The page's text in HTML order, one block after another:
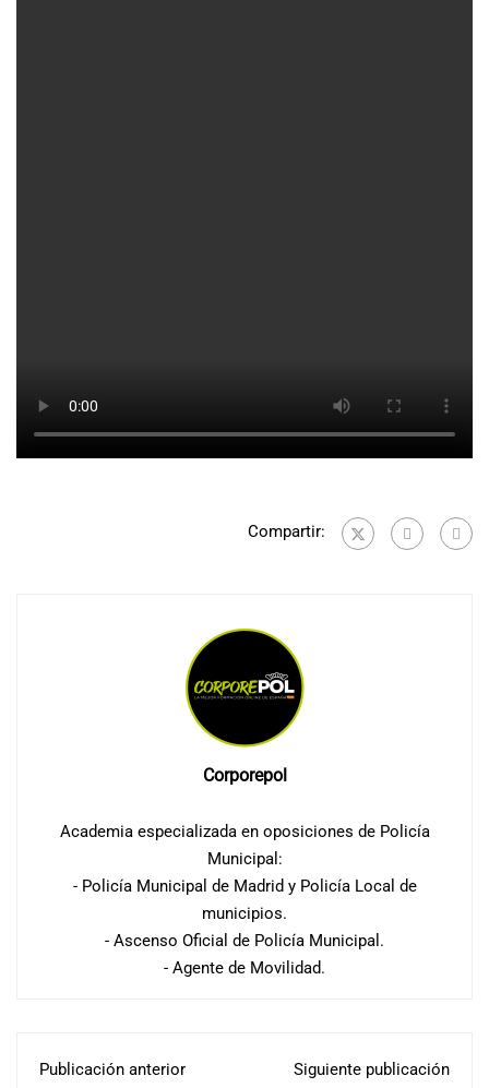
Compartir:
Corporepol
Academia especializada en oposiciones de Policía
Municipal:
- Policía Municipal de Madrid y Policía Local de
municipios.
- Ascenso Oficial de Policía Municipal.
- Agente de Movilidad.
Publicación anterior Siguiente publicación